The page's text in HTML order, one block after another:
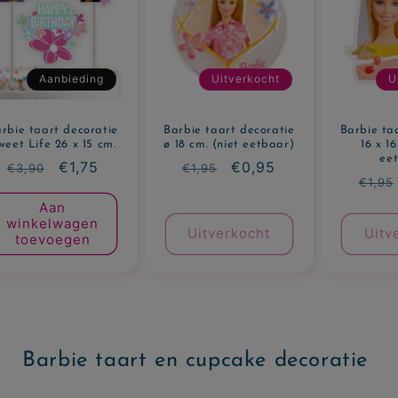
Aanbieding
taart decoratie
Life 26 x 15 cm.
Normale
prijs
€3,90 Aanbiedingsprijs
€1,75
Aan
winkelwagen
toevoegen
Uitverkocht
Barbie taart decoratie
ø 18 cm. (niet eetbaar)
Normale
€1,95 Aanbiedingsprijs
€0,95
Uitverkocht
Barbie
16 x
€1,95
Barbie taart en cupcake decoratie